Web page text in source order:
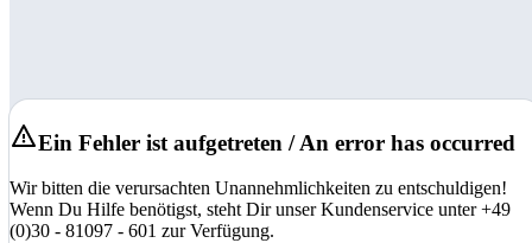
Ein Fehler ist aufgetreten / An error has occurred
Wir bitten die verursachten Unannehmlichkeiten zu entschuldigen!
Wenn Du Hilfe benötigst, steht Dir unser Kundenservice unter +49
(0)30 - 81097 - 601 zur Verfügung.